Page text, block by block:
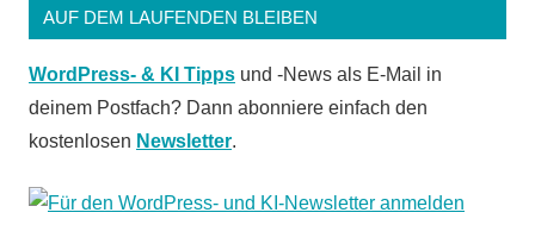
AUF DEM LAUFENDEN BLEIBEN
WordPress- & KI Tipps und -News als E-Mail in
deinem Postfach? Dann abonniere einfach den
kostenlosen Newsletter.